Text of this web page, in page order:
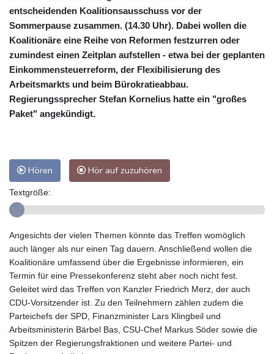
entscheidenden Koalitionsausschuss vor der
Sommerpause zusammen. (14.30 Uhr). Dabei wollen die
Koalitionäre eine Reihe von Reformen festzurren oder
zumindest einen Zeitplan aufstellen - etwa bei der geplanten
Einkommensteuerreform, der Flexibilisierung des
Arbeitsmarkts und beim Bürokratieabbau.
Regierungssprecher Stefan Kornelius hatte ein "großes
Paket" angekündigt.
Hören Hör auf zuzuhören
Textgröße:
Angesichts der vielen Themen könnte das Treffen womöglich
auch länger als nur einen Tag dauern. Anschließend wollen die
Koalitionäre umfassend über die Ergebnisse informieren, ein
Termin für eine Pressekonferenz steht aber noch nicht fest.
Geleitet wird das Treffen von Kanzler Friedrich Merz, der auch
CDU-Vorsitzender ist. Zu den Teilnehmern zählen zudem die
Parteichefs der SPD, Finanzminister Lars Klingbeil und
Arbeitsministerin Bärbel Bas, CSU-Chef Markus Söder sowie die
Spitzen der Regierungsfraktionen und weitere Partei- und